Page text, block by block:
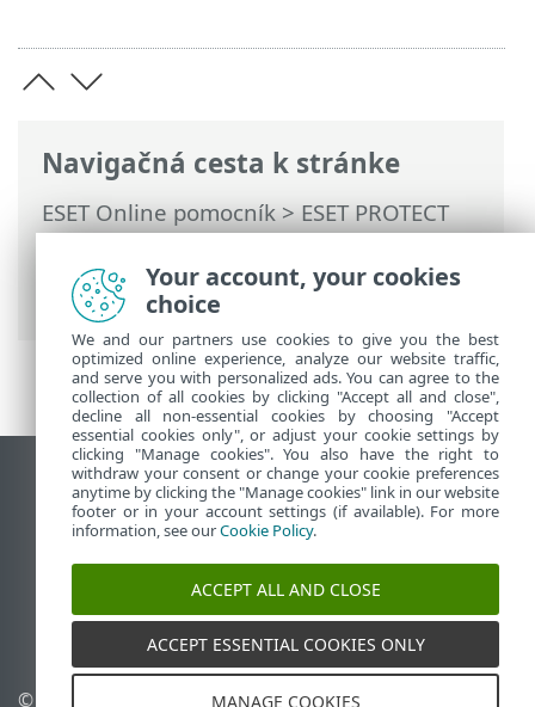
Navigačná cesta k stránke
ESET Online pomocník>ESET PROTECT
On-Prem>Používanie ESET PROTECT On-
Prem>Hlavné menu ESET PROTECT On-
Prem>Detekcie> Ransomware Shield
Zobraziť stránku ako na počítači
End of Life
Databáza znalostí ESET
ESET Fórum
ESET Status Portal
Technická podpora
© 1992 - 2026 ESET, Spravovať súbory cookie
Your account, your cookies
choice
We and our partners use cookies to give you the best
optimized online experience, analyze our website traffic,
and serve you with personalized ads. You can agree to the
collection of all cookies by clicking "Accept all and close",
decline all non-essential cookies by choosing "Accept
essential cookies only", or adjust your cookie settings by
clicking "Manage cookies". You also have the right to
withdraw your consent or change your cookie preferences
anytime by clicking the "Manage cookies" link in our website
footer or in your account settings (if available). For more
information, see ourCookie Policy.
ACCEPT ALL AND CLOSE
ACCEPT ESSENTIAL COOKIES ONLY
MANAGE COOKIES